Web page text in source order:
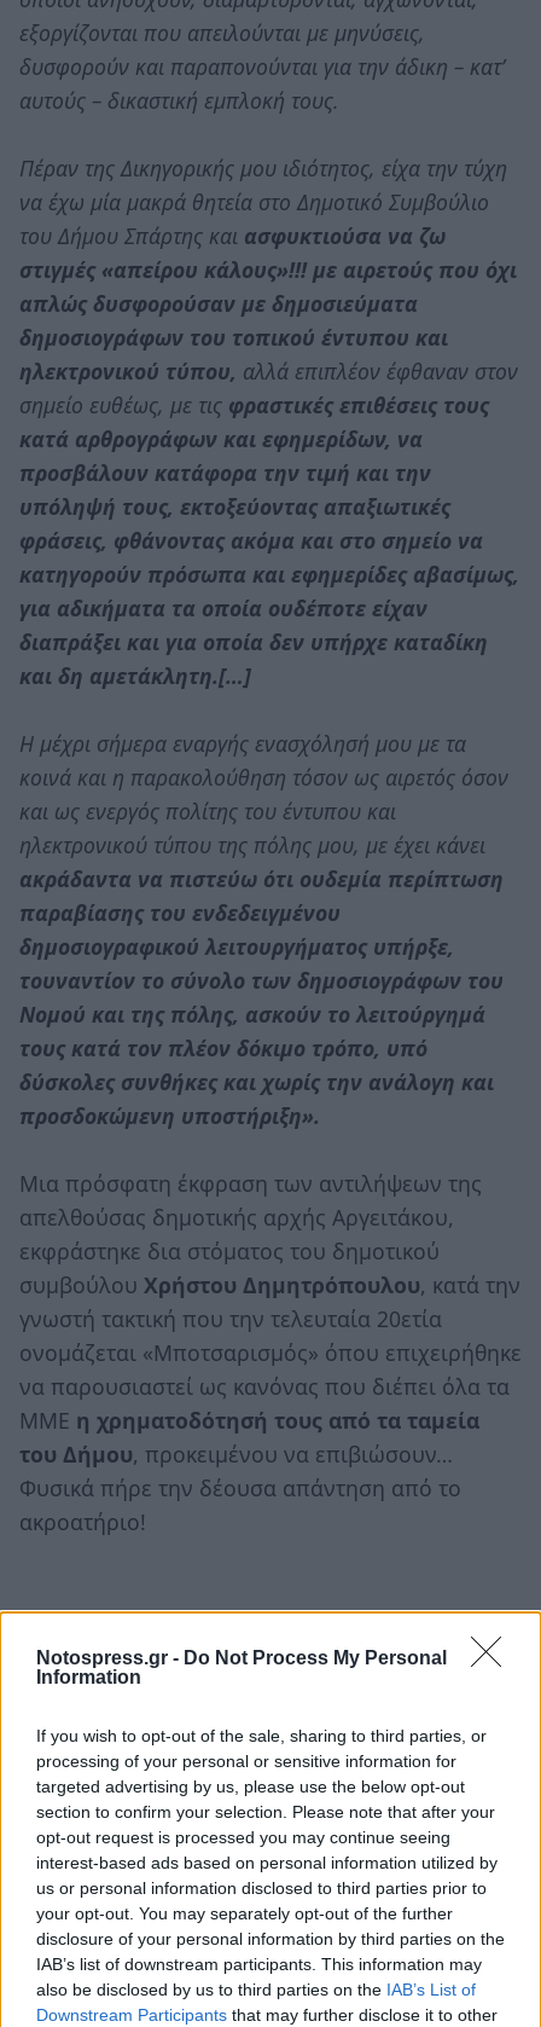
Notospress.gr - Do Not Process My Personal
Information
If you wish to opt-out of the sale, sharing to third parties, or
processing of your personal or sensitive information for
targeted advertising by us, please use the below opt-out
section to confirm your selection. Please note that after your
opt-out request is processed you may continue seeing
interest-based ads based on personal information utilized by
us or personal information disclosed to third parties prior to
your opt-out. You may separately opt-out of the further
disclosure of your personal information by third parties on the
IAB’s list of downstream participants. This information may
also be disclosed by us to third parties on the IAB’s List of
Downstream Participants that may further disclose it to other
εξοργίζονται που απειλούνται με μηνύσεις,
δυσφορούν και παραπονούνται για την άδικη – κατ’
αυτούς – δικαστική εμπλοκή τους.
Πέραν της Δικηγορικής μου ιδιότητος, είχα την τύχη
να έχω μία μακρά θητεία στο Δημοτικό Συμβούλιο
του Δήμου Σπάρτης και ασφυκτιούσα να ζω
στιγμές «απείρου κάλους»!!! με αιρετούς που όχι
απλώς δυσφορούσαν με δημοσιεύματα
δημοσιογράφων του τοπικού έντυπου και
ηλεκτρονικού τύπου, αλλά επιπλέον έφθαναν στον
σημείο ευθέως, με τις φραστικές επιθέσεις τους
κατά αρθρογράφων και εφημερίδων, να
προσβάλουν κατάφορα την τιμή και την
υπόληψή τους, εκτοξεύοντας απαξιωτικές
φράσεις, φθάνοντας ακόμα και στο σημείο να
κατηγορούν πρόσωπα και εφημερίδες αβασίμως,
για αδικήματα τα οποία ουδέποτε είχαν
διαπράξει και για οποία δεν υπήρχε καταδίκη
και δη αμετάκλητη.[…]
Η μέχρι σήμερα εναργής ενασχόλησή μου με τα
κοινά και η παρακολούθηση τόσον ως αιρετός όσον
και ως ενεργός πολίτης του έντυπου και
ηλεκτρονικού τύπου της πόλης μου, με έχει κάνει
ακράδαντα να πιστεύω ότι ουδεμία περίπτωση
παραβίασης του ενδεδειγμένου
δημοσιογραφικού λειτουργήματος υπήρξε,
τουναντίον το σύνολο των δημοσιογράφων του
Νομού και της πόλης, ασκούν το λειτούργημά
τους κατά τον πλέον δόκιμο τρόπο, υπό
δύσκολες συνθήκες και χωρίς την ανάλογη και
προσδοκώμενη υποστήριξη».
Μια πρόσφατη έκφραση των αντιλήψεων της
απελθούσας δημοτικής αρχής Αργειτάκου,
εκφράστηκε δια στόματος του δημοτικού
συμβούλου Χρήστου Δημητρόπουλου, κατά την
γνωστή τακτική που την τελευταία 20ετία
ονομάζεται «Μποτσαρισμός» όπου επιχειρήθηκε
να παρουσιαστεί ως κανόνας που διέπει όλα τα
ΜΜΕ η χρηματοδότησή τους από τα ταμεία
του Δήμου, προκειμένου να επιβιώσουν…
Φυσικά πήρε την δέουσα απάντηση από το
ακροατήριο!
TAGS: ΑΥΤΟΔΙΟΙΚΗΣΗ